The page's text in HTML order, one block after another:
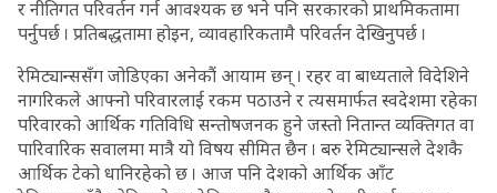
र नीतिगत परिवर्तन गर्न आवश्यक छ भने पनि सरकारको प्राथमिकतामा
पर्नुपर्छ । प्रतिबद्धतामा होइन, व्यावहारिकतामै परिवर्तन देखिनुपर्छ ।
रेमिट्यान्ससँग जोडिएका अनेकौं आयाम छन् । रहर वा बाध्यताले विदेशिने
नागरिकले आफ्नो परिवारलाई रकम पठाउने र त्यसमार्फत स्वदेशमा रहेका
परिवारको आर्थिक गतिविधि सन्तोषजनक हुने जस्तो नितान्त व्यक्तिगत वा
पारिवारिक सवालमा मात्रै यो विषय सीमित छैन । बरु रेमिट्यान्सले देशकै
आर्थिक टेको धानिरहेको छ । आज पनि देशको आर्थिक आँट